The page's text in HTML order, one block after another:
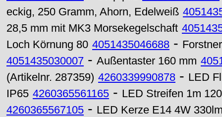
eckig, 250 Gramm, Ahorn, Edelweiß
28,5 mm mit MK3 Morsekegelschaft
Loch Körnung 80 4051435046688 -
4051435030007 - Außentaster 160 mm
(Artikelnr. 287359) 4260339990878 - LED
IP65 4260365561165 - LED Streifen 1m
4260365567105 - LED Kerze E14 4W